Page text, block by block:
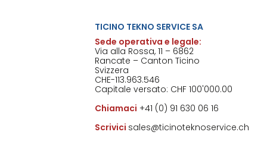
TICINO TEKNO SERVICE SA
Sede operativa e legale:
Via alla Rossa, 11 – 6862
Rancate – Canton Ticino
Svizzera
CHE-113.963.546
Capitale versato: CHF 100'000.00
Chiamaci +41 (0) 91 630 06 16
Scrivici sales@ticinoteknoservice.ch